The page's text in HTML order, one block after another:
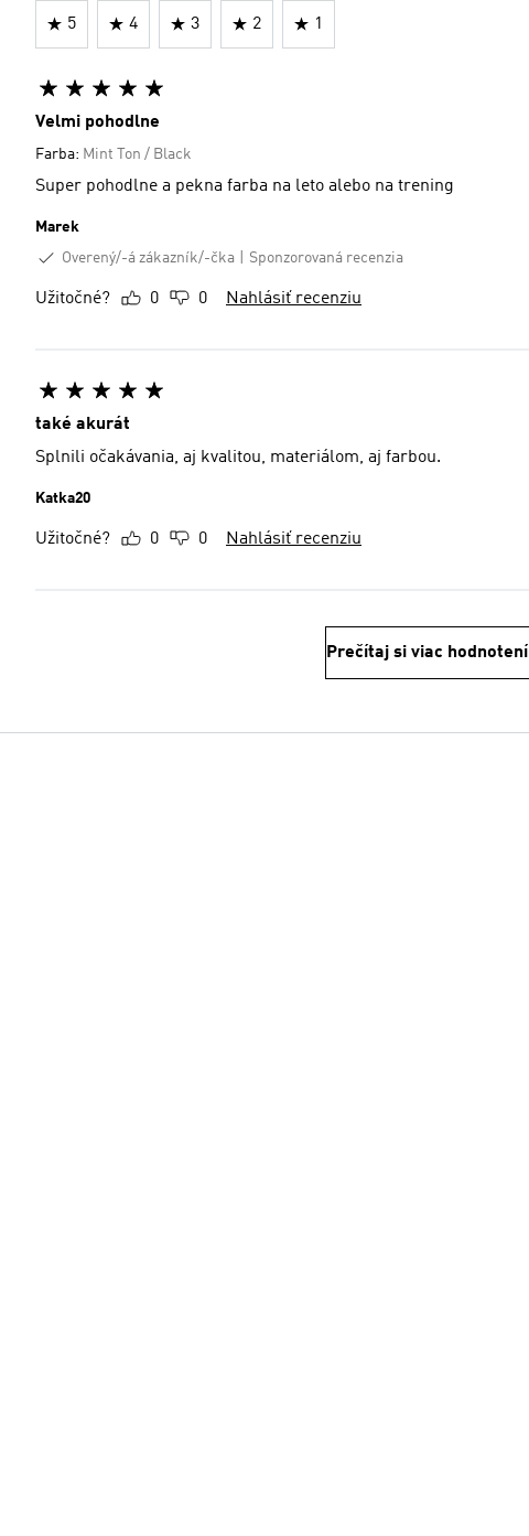
5 4 3 2 1
Velmi pohodlne
Farba: Mint Ton / Black
Super pohodlne a pekna farba na leto alebo na trening
Marek
Overený/-á zákazník/-čka
Sponzorovaná recenzia
Užitočné? 0 0 Nahlásiť recenziu
také akurát
Splnili očakávania, aj kvalitou, materiálom, aj farbou.
Katka20
Užitočné? 0 0 Nahlásiť recenziu
Prečítaj si viac hodnotení